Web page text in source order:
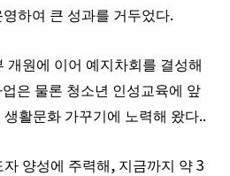
영하여 큰 성과를 거두었다.
개원에 이어 예지차회를 결성해
은 물론 청소년 인성교육에 앞
활문화 가꾸기에 노력해 왔다..
양성에 주력해 , 지금까지 약3